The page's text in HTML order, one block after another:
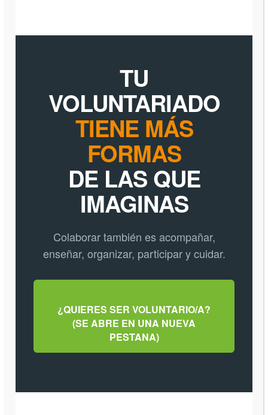
TU
VOLUNTARIADO
TIENE MÁS
FORMAS
DE LAS QUE
IMAGINAS
Colaborar también es acompañar,
enseñar, organizar, participar y cuidar.
¿QUIERES SER VOLUNTARIO/A?
(SE ABRE EN UNA NUEVA
PESTANA)